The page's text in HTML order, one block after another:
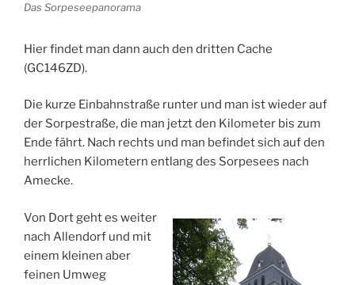
Das Sorpeseepanorama
Hier findet man dann auch den dritten Cache
(GC146ZD).
Die kurze Einbahnstraße runter und man ist wieder auf
der Sorpestraße, die man jetzt den Kilometer bis zum
Ende fährt. Nach rechts und man befindet sich auf den
herrlichen Kilometern entlang des Sorpesees nach
Amecke.
Von Dort geht es weiter
nach Allendorf und mit
einem kleinen aber
feinen Umweg